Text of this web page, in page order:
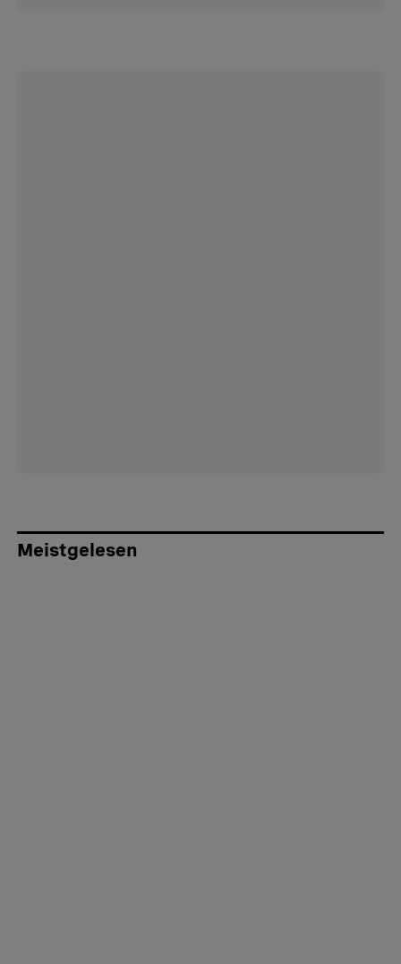
Meistgelesen